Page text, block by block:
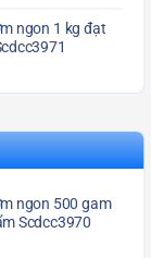
ngon 1 kg đạt
ngon 500 gam
Scdcc3970